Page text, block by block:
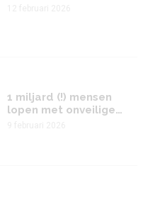
1 miljard (!) mensen
lopen met onveilige